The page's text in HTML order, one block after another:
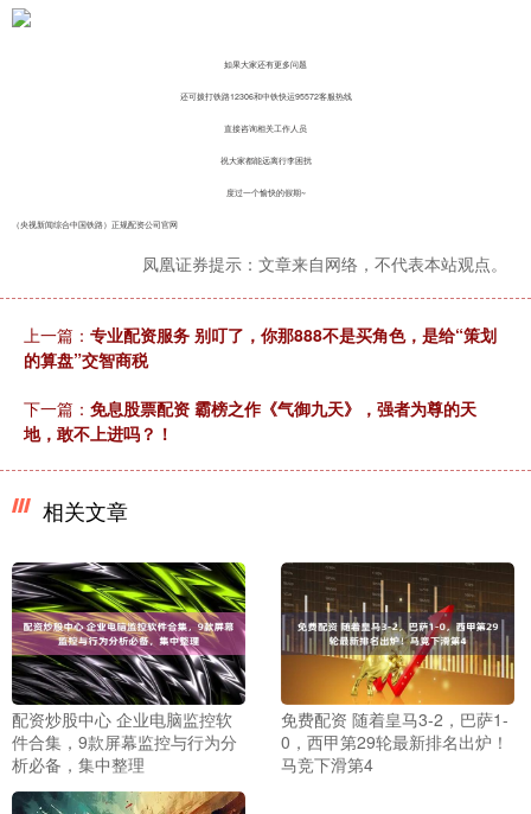
如果大家还有更多问题
还可拨打铁路12306和中铁快运95572客服热线
直接咨询相关工作人员
祝大家都能远离行李困扰
度过一个愉快的假期~
（央视新闻综合中国铁路）正规配资公司官网
凤凰证券提示：文章来自网络，不代表本站观点。
上一篇： 专业配资服务 别叮了，你那888不是买角色，是给“策划
的算盘”交智商税
下一篇： 免息股票配资 霸榜之作《气御九天》，强者为尊的天
地，敢不上进吗？！
相关文章
配资炒股中心 企业电脑监控软
件合集，9款屏幕监控与行为分
析必备，集中整理
免费配资 随着皇马3-2，巴萨1-
0，西甲第29轮最新排名出炉！
马竞下滑第4